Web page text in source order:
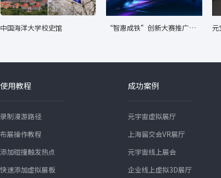
中国海洋大学校史馆
“智惠成铁”创新大赛推广转
元
使用教程
录制漫游路径
布展操作教程
添加碰撞触发热点
快速添加虚拟展板
成功案例
元宇宙虚拟展厅
上海留交会VR展厅
元宇宙线上展会
企业线上虚拟3D展厅